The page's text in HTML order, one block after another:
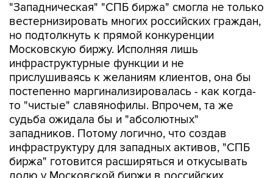
"Западническая" "СПБ биржа" смогла не только
вестернизировать многих российских граждан,
но подтолкнуть к прямой конкуренции
Московскую биржу. Исполняя лишь
инфраструктурные функции и не
прислушиваясь к желаниям клиентов, она бы
постепенно маргинализировалась - как когда-
то "чистые" славянофилы. Впрочем, та же
судьба ожидала бы и "абсолютных"
западников. Потому логично, что создав
инфраструктуру для западных активов, "СПБ
биржа" готовится расширяться и откусывать